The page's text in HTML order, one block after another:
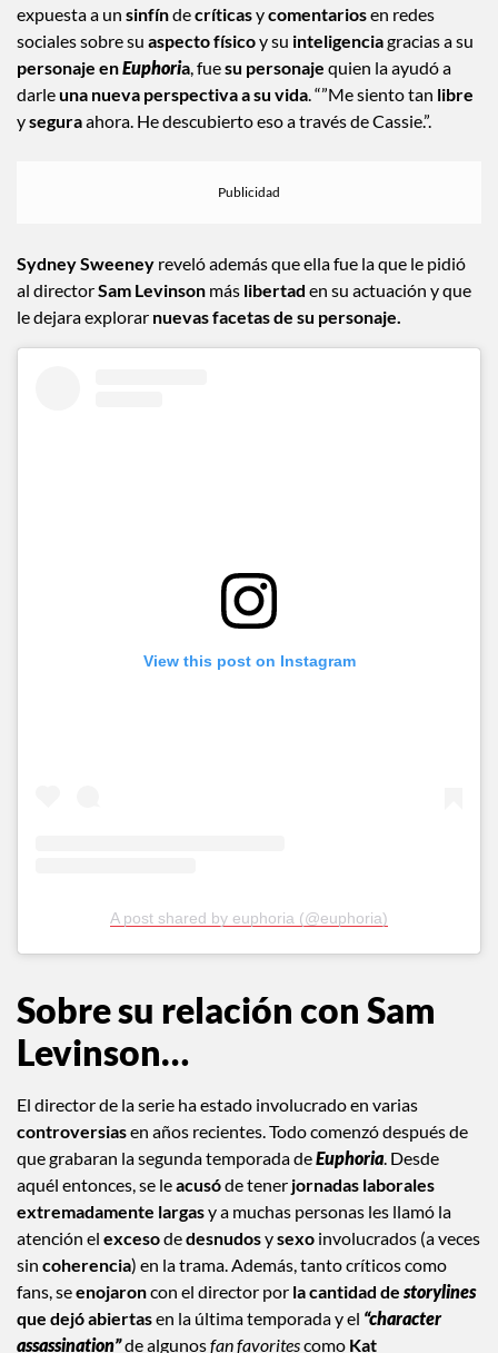
consecuenciasbuenasymalasparaSydney. A pesar de ser
expuesta a unsinfíndecríticasycomentariosen redes
sociales sobre suaspecto físicoy suinteligenciagracias a su
personaje enEuphoria, fuesu personajequien la ayudó a
darleuna nueva perspectiva a su vida. “”Me siento tan
Sydney Sweeneyreveló además que ella fue la que le pidió
al directorSam Levinsonmáslibertaden su actuación y que
Sobre su relación con Sam
Levinson…
El director de la serie ha estado involucrado en varias
controversiasen años recientes. Todo comenzó después de
que grabaran la segunda temporada deEuphoria. Desde
aquél entonces, se leacusóde tener jornadas laborales
extremadamente largasy a muchas personas les llamó la
atención elexceso dedesnudosysexoinvolucrados (a veces
sincoherencia) en la trama. Además, tanto críticos como
fans, seenojaroncon el director porla cantidad destorylines
que dejó abiertasen la última temporada y el“character